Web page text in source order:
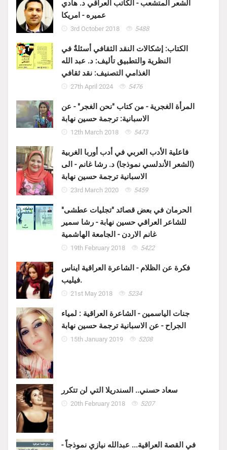
الشعر المتشعب - الكاتب العراقي د. هادي
عميره - امريكا
3rd October 2018 5488
الكتاب: إشكالات النقد الثقافي أسئلةٌ في
النظرية والتطبيق تأليف: د. عبد الله
الغذامي التصنيف: نقد ثقافي
27th April 2024 5476
المرأة الغجرية - من كتاب "نحن الغجر" - عن
الاسبانية: ترجمة حسين نهابة
12th March 2018 5473
فاعلية الأدب العربي في أدب أوربا الغربية
(الشعر الأندلسي نموذجا) د. رشا غانم - الى
الاسبانية ترجمة حسين نهابة
23rd March 2020 5459
الحرمان في بعض قصائد "تجليات عطشى"
للشاعر العراقي حسين نهابة - رشا سمير
غانم الاردن - الجامعة الهاشمية
19th February 2018 5422
فكرة عن الظلام - الشاعرة العراقية ايناس
فيليب.
21st May 2018 5234
جنات الياسمين - الشاعرة العراقية : لمياء
الجراح - عن الاسبانية ترجمة حسين نهابة
15th January 2019 5208
سعاد حسني.. السندريلا التي لن تتكرر
20th February 2018 5207
في القصة العراقية... عبدالله نيازي نموذجاً -